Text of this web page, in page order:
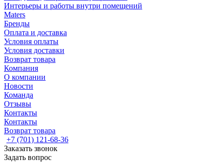
Интерьеры и работы внутри помещений
Maters
Бренды
Оплата и доставка
Условия оплаты
Условия доставки
Возврат товара
Компания
О компании
Новости
Команда
Отзывы
Контакты
Контакты
Возврат товара
+7 (701) 121-68-36
Заказать звонок
Задать вопрос